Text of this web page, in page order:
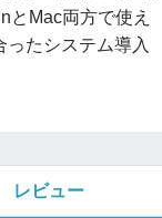
とMac両方で使え
たシステム導入
レビュー